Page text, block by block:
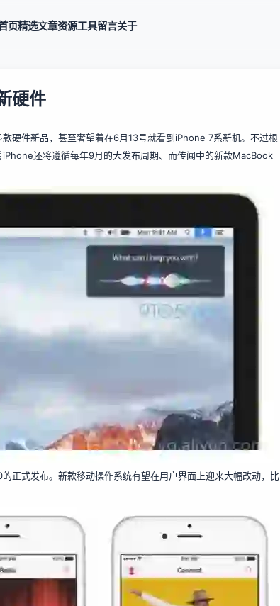
页精选文章资源工具留言关于
硬件
硬件新品，甚至奢望着在6月13号就看到iPhone 7系新机。不过根
还将遵循每年9月的大发布周期、而传闻中的新款MacBook
正式发布。新款移动操作系统有望在用户界面上迎来大幅改动，比